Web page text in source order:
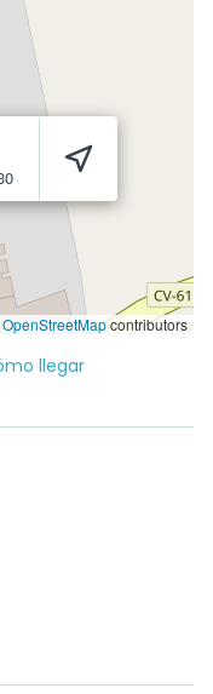
OpenStreetMapcontributors
llegar